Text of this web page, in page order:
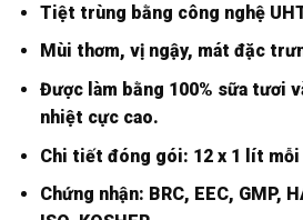
Tiệt trùng bằng công nghệ
Mùi thơm, vị ngậy, mát đặc
Được làm bằng 100% sữa tươi
nhiệt cực cao.
Chi tiết đóng gói: 12 x 1 lít mỗi
Chứng nhận: BRC, EEC, GMP,